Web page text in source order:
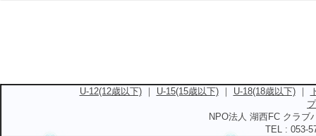
U-12(12歳以下)｜ U-15(15歳以下)｜ U-18(18歳以下)｜
NPO法人 湖西FC クラ
TEL : 053-